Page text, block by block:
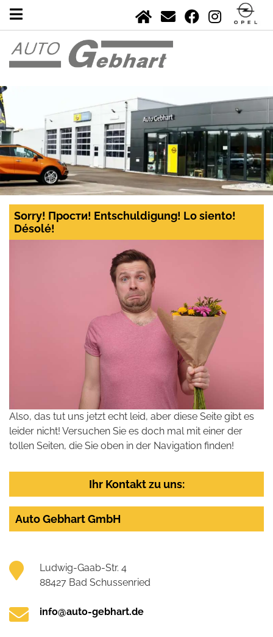
Sorry! Прости! Entschuldigung! Lo siento!
Désolé!
Also, das tut uns jetzt echt leid, aber diese Seite gibt es
leider nicht! Versuchen Sie es doch mal mit einer der
tollen Seiten, die Sie oben in der Navigation finden!
Ihr Kontakt zu uns:
Auto Gebhart GmbH
Ludwig-Gaab-Str. 4
88427 Bad Schussenried
info@auto-gebhart.de